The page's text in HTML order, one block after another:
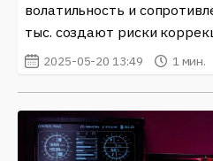
волатильность и
тыс. создают риски
2025-05-20 13:49 1 мин.